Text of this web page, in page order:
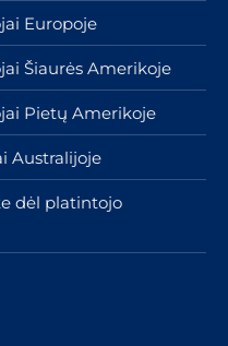
Europoje
Šiaurės Amerikoje
Pietų Amerikoje
Australijoje
dėl platintojo